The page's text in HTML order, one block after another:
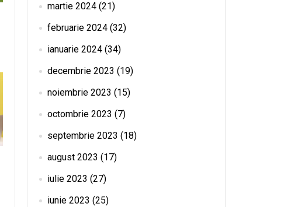
martie 2024 (21)
februarie 2024 (32)
ianuarie 2024 (34)
decembrie 2023 (19)
noiembrie 2023 (15)
octombrie 2023 (7)
septembrie 2023 (18)
august 2023 (17)
iulie 2023 (27)
iunie 2023 (25)